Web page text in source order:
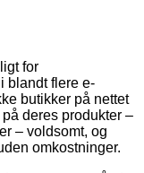
for
blandt flere e-
butikker på nettet
deres produkter –
– voldsomt, og
omkostninger.